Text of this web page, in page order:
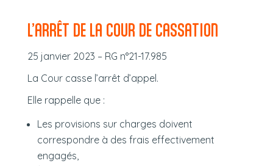
L’ARRÊT DE LA COUR DE CASSATION
25 janvier 2023 – RG n°21-17.985
La Cour casse l’arrêt d’appel.
Elle rappelle que :
Les provisions sur charges doivent
correspondre à des frais effectivement
engagés,